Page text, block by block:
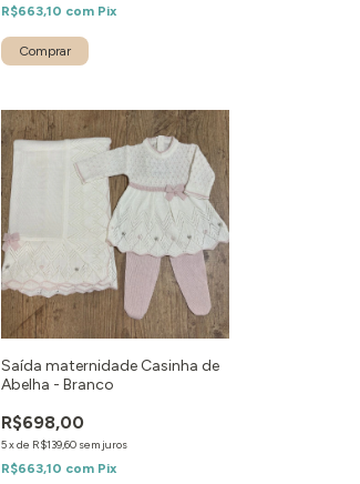
R$663,10 com Pix
Comprar
Saída maternidade Casinha de
Abelha - Branco
R$698,00
5xde R$139,60 sem juros
R$663,10 com Pix